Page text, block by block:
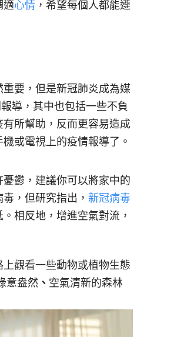
適心情 ，希望每個人都能遵
要，但是新冠肺炎成為媒
導，其中也包括一些不負
所幫助，反而更容易造成
或電視上的疫情報導了。
鬱，建議你可以將家中的
，但研究指出， 新冠病毒
相反地，增進空氣對流，
觀看一些動物或植物生態
意盎然 、 空氣清新的森林